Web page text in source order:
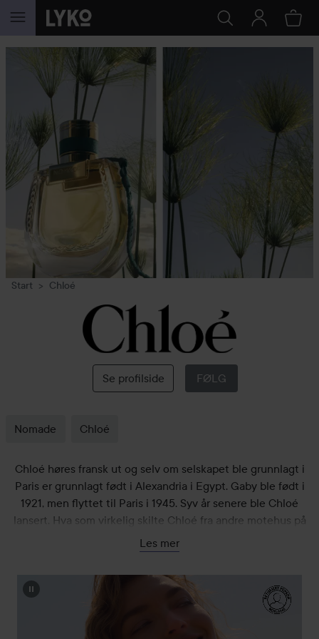
GÅ TIL INNHOLD
Start Chloé
Chloé
Se profilside FØLG
Nomade Chloé
Chloé høres fransk ut og selv om selskapet ble grunnlagt i
Paris er grunnlagt født i Alexandria i Egypt. Gaby ble født i
1921, men flyttet til Paris i 1945. Syv år senere ble Chloé
lansert. Hva som virkelig skilte Chloé fra andre motehus på
denne tiden var at de tilbød luksuriøs haute couture for alle,
ikke bare de rike. Dette ga selskapet en enorm publisitet og
mange vellykkede designere. En designer som virkelig skilte
seg ut og som gjorde Chloé til et av verdens mest kjente
merker på 70-tallet er ingen mindre enn Karl Lagerfeld.
Les mer